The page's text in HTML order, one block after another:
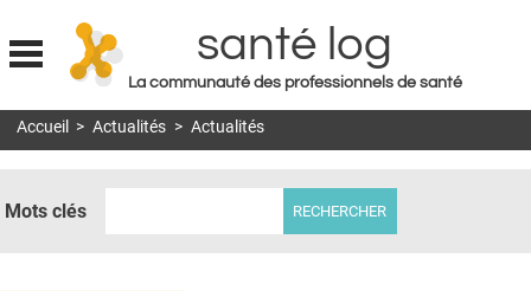
Jump to navigation
santé log
La communauté des professionnels de santé
MON COMPTE
Accueil > Actualités > Actualités
Mots clés